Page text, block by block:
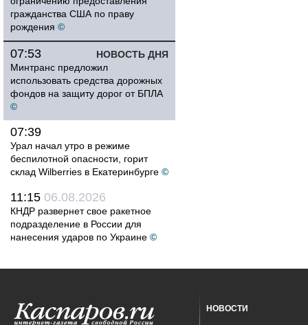
гражданства США по праву
рождения ©
НОВОСТЬ ДНЯ
07:53
Минтранс предложил
использовать средства дорожных
фондов на защиту дорог от БПЛА
©
07:39
Урал начал утро в режиме
беспилотной опасности, горит
склад Wilberries в Екатеринбурге ©
11:15 06.08.2026
КНДР развернет свое ракетное
подразделение в России для
нанесения ударов по Украине ©
НОВОСТИ